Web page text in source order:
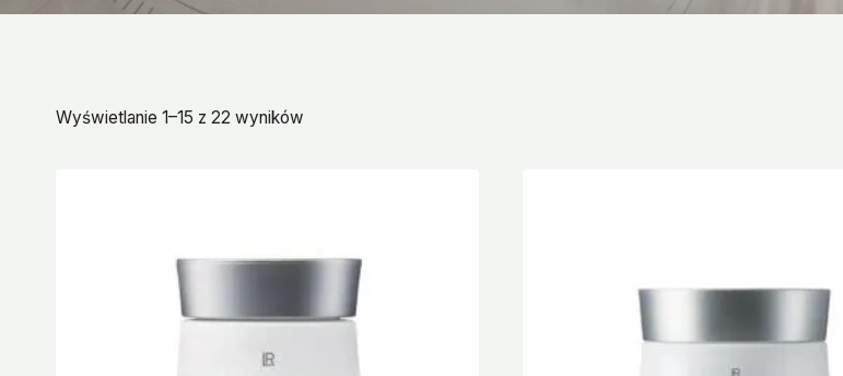
Wyświetlanie 1–15 z 22 wyników